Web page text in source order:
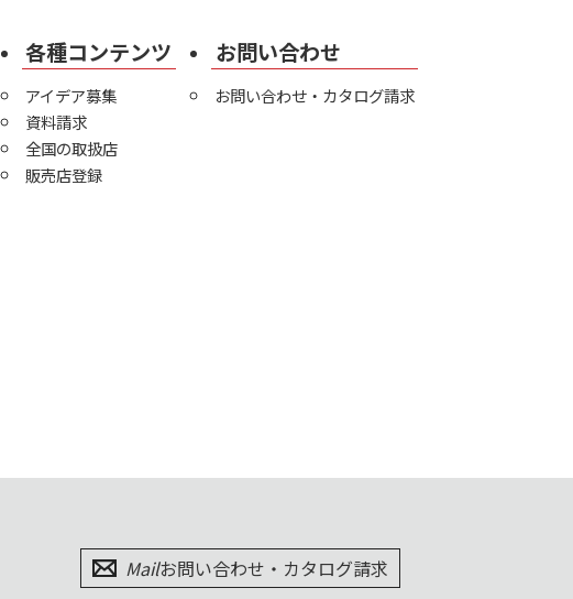
各種コンテンツ
アイデア募集
資料請求
全国の取扱店
販売店登録
お問い合わせ
お問い合わせ・カタログ請求
Mailお問い合わせ・カタログ請求